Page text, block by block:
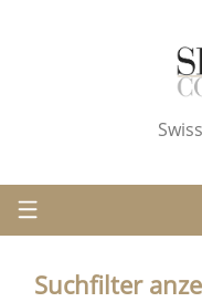
Suchfilter